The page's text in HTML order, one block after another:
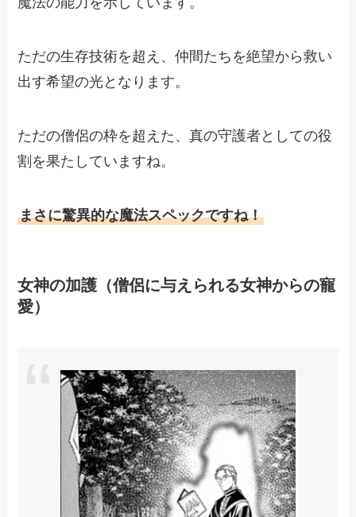
ただの生存技術を超え、仲間たちを絶望から救い
出す希望の光となります。
ただの僧侶の枠を超えた、真の守護者としての役
割を果たしていますね。
まさに驚異的な魔法スペックですね！
女神の加護（僧侶に与えられる女神からの寵
愛）